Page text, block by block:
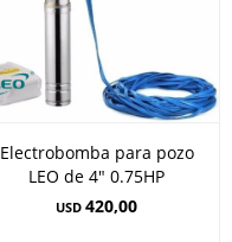
Electrobomba para pozo
LEO de 4" 0.75HP
USD 420,00